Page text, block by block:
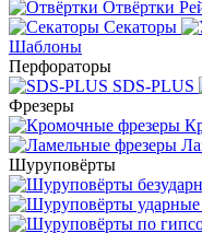
Отвёртки
Секаторы
Шаблоны
Перфораторы
SDS-PLUS
Фрезеры
Шуруповёрты